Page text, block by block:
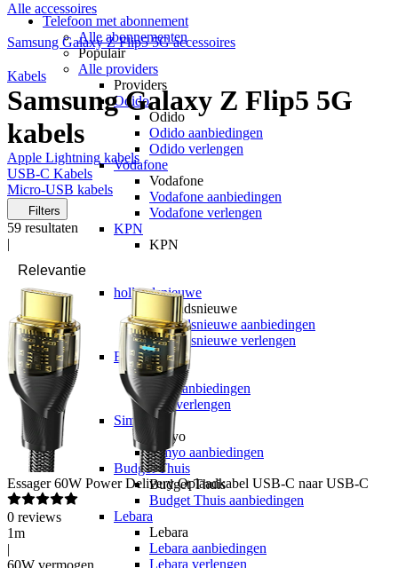
Telefoon met abonnement
Alle abonnementen
Populair
Alle providers
Providers
Odido
Odido
Odido aanbiedingen
Odido verlengen
Vodafone
Vodafone
Vodafone aanbiedingen
Vodafone verlengen
KPN
KPN
hollandsnieuwe
hollandsnieuwe
hollandsnieuwe aanbiedingen
hollandsnieuwe verlengen
Ben
Ben
Ben aanbiedingen
Ben verlengen
Simyo
Simyo
Simyo aanbiedingen
Budget Thuis
Budget Thuis
Budget Thuis aanbiedingen
Lebara
Lebara
Lebara aanbiedingen
Lebara verlengen
Alle accessoires
Samsung Galaxy Z Flip5 5G accessoires
Kabels
Samsung Galaxy Z Flip5 5G
kabels
Apple Lightning kabels
USB-C Kabels
Micro-USB kabels
Filters
59 resultaten
|
Essager 60W Power Delivery Oplaadkabel USB-C naar USB-C
0 reviews
1m
|
60W vermogen